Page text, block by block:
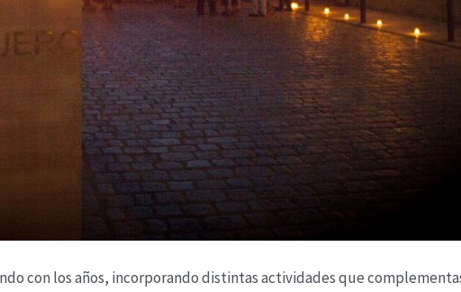
con los años, incorporando distintas actividades que